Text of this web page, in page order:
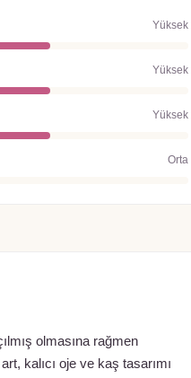
Yüksek
Yüksek
Yüksek
Orta
olmasına rağmen
kalıcı oje ve kaş tasarımı